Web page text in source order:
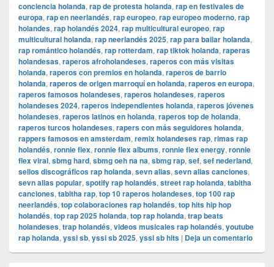
conciencia holanda, rap de protesta holanda, rap en festivales de
europa, rap en neerlandés, rap europeo, rap europeo moderno, rap
holandes, rap holandés 2024, rap multicultural europeo, rap
multicultural holanda, rap neerlandés 2025, rap para bailar holanda,
rap romántico holandés, rap rotterdam, rap tiktok holanda, raperas
holandesas, raperos afroholandeses, raperos con más visitas
holanda, raperos con premios en holanda, raperos de barrio
holanda, raperos de origen marroquí en holanda, raperos en europa,
raperos famosos holandeses, raperos holandeses, raperos
holandeses 2024, raperos independientes holanda, raperos jóvenes
holandeses, raperos latinos en holanda, raperos top de holanda,
raperos turcos holandeses, rapers con más seguidores holanda,
rappers famosos en amsterdam, remix holandeses rap, rimas rap
holandés, ronnie flex, ronnie flex albums, ronnie flex energy, ronnie
flex viral, sbmg hard, sbmg oeh na na, sbmg rap, sef, sef nederland,
sellos discográficos rap holanda, sevn alias, sevn alias canciones,
sevn alias popular, spotify rap holandés, street rap holanda, tabitha
canciones, tabitha rap, top 10 raperos holandeses, top 100 rap
neerlandés, top colaboraciones rap holandés, top hits hip hop
holandés, top rap 2025 holanda, top rap holanda, trap beats
holandeses, trap holandés, videos musicales rap holandés, youtube
rap holanda, yssi sb, yssi sb 2025, yssi sb hits | Deja un comentario